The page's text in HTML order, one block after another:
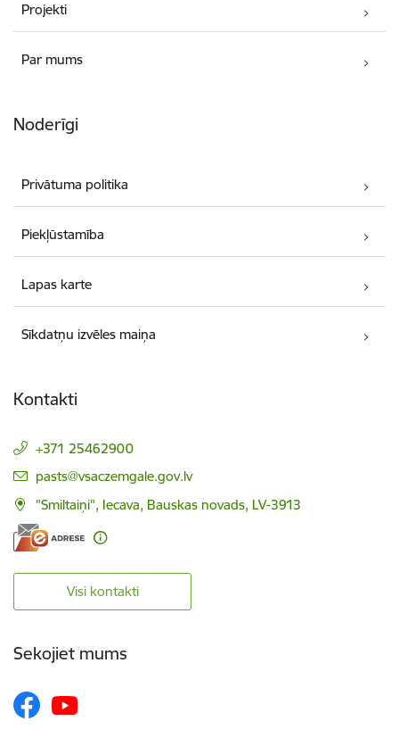
Projekti
Par mums
Noderīgi
Privātuma politika
Piekļūstamība
Lapas karte
Sīkdatņu izvēles maiņa
Kontakti
+371 25462900
E-pasts:
pasts@vsaczemgale.gov.lv
"Smiltaiņi", Iecava, Bauskas novads, LV-3913
Visi kontakti
Sekojiet mums